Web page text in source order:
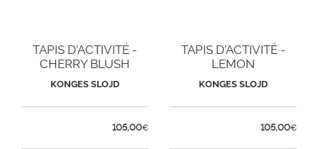
TAPIS D'ACTIVITÉ -
CHERRY BLUSH
KONGES SLOJD
105,00€
TAPIS D'ACTIVITÉ -
LEMON
KONGES SLOJD
105,00€